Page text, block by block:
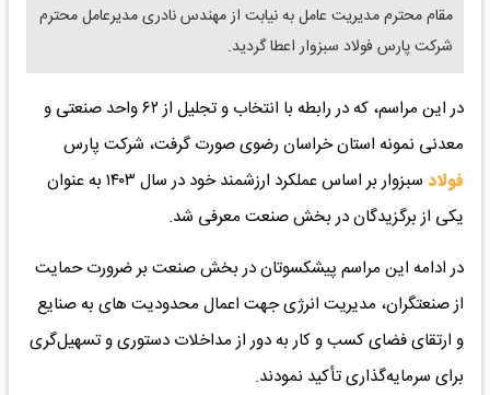
مقام محترم مدیریت عامل به نیابت از مهندس نادری مدیرعامل محترم
شرکت پارس فولاد سبزوار اعطا گردید.
در این مراسم، که در رابطه با انتخاب و تجلیل از ۶۲ واحد صنعتی و
معدنی نمونه استان خراسان رضوی صورت گرفت، شرکت پارس
فولاد
سبزوار بر اساس عملکرد ارزشمند خود در سال ۱۴۰۳ به عنوان
یکی از برگزیدگان در بخش صنعت معرفی شد.
در ادامه این مراسم پیشکسوتان در بخش صنعت بر ضرورت حمایت
از صنعتگران، مدیریت انرژی جهت اعمال محدودیت های به صنایع
و ارتقای فضای کسب ‌و کار به دور از مداخلات دستوری و تسهیل‌گری
برای سرمایه‌گذاری تأکید نمودند.